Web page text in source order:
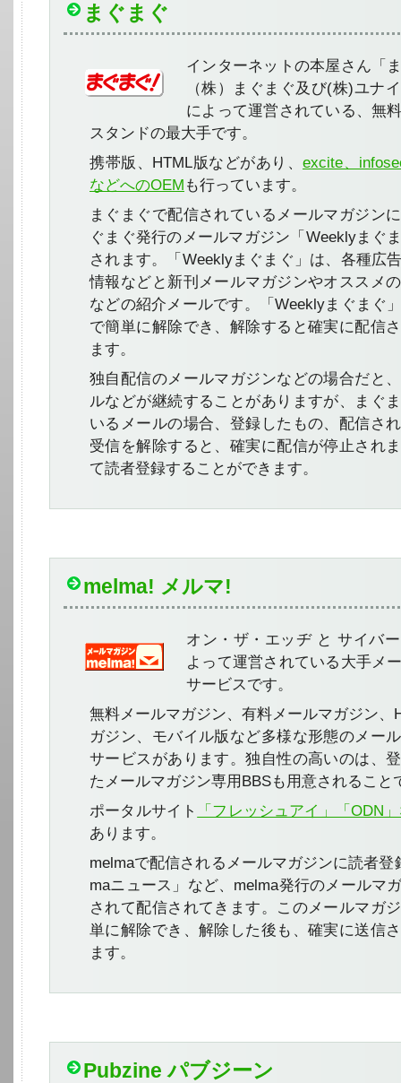
まぐまぐ
インターネットの本屋さん「
（株）まぐまぐ及び(株)ユナ
によって運営されている、無
スタンドの最大手です。
携帯版、HTML版などがあり、 excite、
などへのOEM も行っています。
まぐまぐで配信されているメールマガジン
ぐまぐ発行のメールマガジン「Weeklyまぐ
されます。「Weeklyまぐまぐ」は、各種広
情報などと新刊メールマガジンやオススメ
などの紹介メールです。「Weeklyまぐまぐ
で簡単に解除でき、解除すると確実に配信
ます。
独自配信のメールマガジンなどの場合だと
ルなどが継続することがありますが、まぐ
いるメールの場合、登録したもの、配信さ
受信を解除すると、確実に配信が停止され
て読者登録することができます。
melma! メルマ!
オン・ザ・エッヂ と サイバ
よって運営されている大手メ
サービスです。
無料メールマガジン、有料メールマガジン、
ガジン、モバイル版など多様な形態のメー
サービスがあります。独自性の高いのは、
たメールマガジン専用BBSも用意されること
ポータルサイト
「フレッシュアイ」「ODN
あります。
melmaで配信されるメールマガジンに読者登
maニュース」など、melma発行のメールマ
されて配信されてきます。このメールマガ
単に解除でき、解除した後も、確実に送信
ます。
Pubzine パブジーン